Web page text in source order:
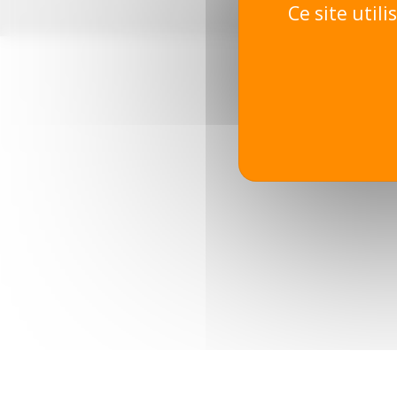
Ce site